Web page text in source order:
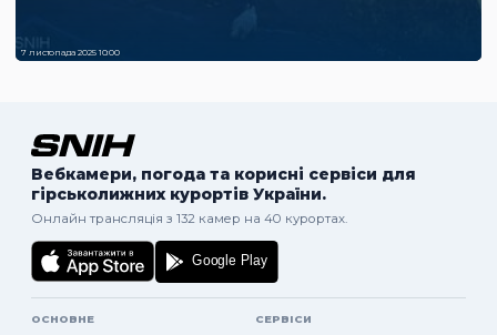
7 листопада 2025 10:00
Вебкамери, погода та корисні сервіси для
гірськолижних курортів України.
Онлайн трансляція з 132 камер на 40 курортах.
ОСНОВНЕ СЕРВІСИ